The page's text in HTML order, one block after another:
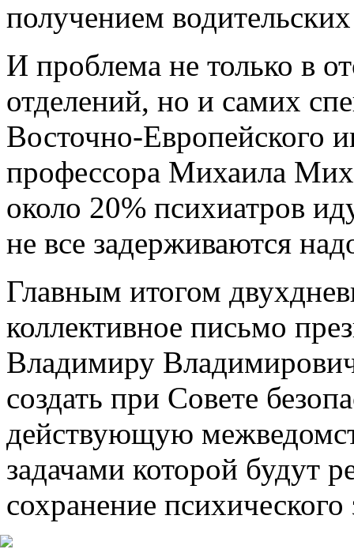
получением
И проблема не только в
отделений, но и самих
Восточно-Европейского
профессора Михаила
около 20% психиатров
не все задерживаются
Главным итогом
коллективное письмо
Владимиру
создать при Совете
действующую
задачами которой будут
сохранение